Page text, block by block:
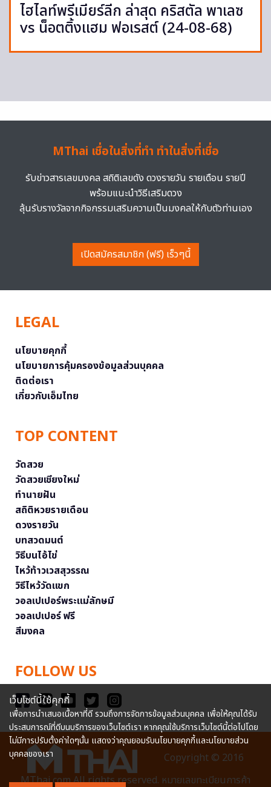
ไฮไลท์พรีเมียร์ลีก ล่าสุด คริสตัล พาเลซ
vs น็อตติ้งแฮม ฟอเรสต์ (24-08-68)
MThai เชื่อในสิ่งที่ทำ ทำในสิ่งที่เชื่อ
รับข่าวสารเลขมงคล สถิติเลขดัง ดวงรายวัน รายเดือน รายปี
พร้อมแนะนำวิธีเสริมดวง
ลุ้นรับรางวัลจากกิจกรรมเสริมความเป็นมงคลให้กับตัวท่านเอง
เปิดสมัครสมาชิก (ฟรี) เร็วๆนี้
LEGAL
นโยบายคุกกี้
นโยบายการคุ้มครองข้อมูลส่วนบุคคล
ติดต่อเรา
เกี่ยวกับเอ็มไทย
TOP CONTENT
วัดสวย
วัดสวยเชียงใหม่
ทำนายฝัน
สถิติหวยรายเดือน
ดวงรายวัน
บทสวดมนต์
วิธีบนไอ้ไข่
ไหว้ท้าวเวสสุวรรณ
วิธีไหว้วัดแขก
วอลเปเปอร์พระแม่ลักษมี
วอลเปเปอร์ ฟรี
สีมงคล
FOLLOW US
Copyright © 2016
MThai.com All rights reserved. หมายเลขทะเบียนการค้า
เว็บไซต์นี้ใช้คุกกี้
เพื่อการนำเสนอเนื้อหาที่ดี รวมถึงการจัดการข้อมูลส่วนบุคคล เพื่อให้คุณได้รับ
ประสบการณ์ที่ดีบนบริการของเว็บไซต์เรา หากคุณใช้บริการเว็บไซต์นี้ต่อไปโดย
ไม่มีการปรับตั้งค่าใดๆนั้น แสดงว่าคุณยอมรับนโยบายคุกกี้และนโยบายส่วน
บุคคลของเรา